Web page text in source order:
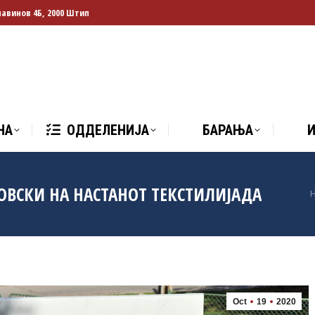
4Б, 2000 Штип
ОДДЕЛЕНИЈА БАРАЊА
НА НАСТАНОТ ТЕКСТИЛИЈАДА
Oct 19 2020
ОДДЕЛЕНИЈА БАРАЊА